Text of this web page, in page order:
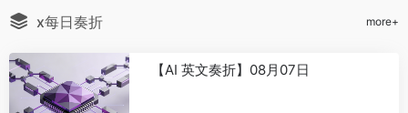
Hyperliquid政策中心支持CFTC分
阶段推进永续期货监管
Gate 研究院：加密平台正在重塑
IPO 机会分发，真实配额成为竞争核心
8
王兴兴回应DeepSeek参与宇树科
何铺设艺文资产
x每日奏折 more+
【AI 英文奏折】08月07日